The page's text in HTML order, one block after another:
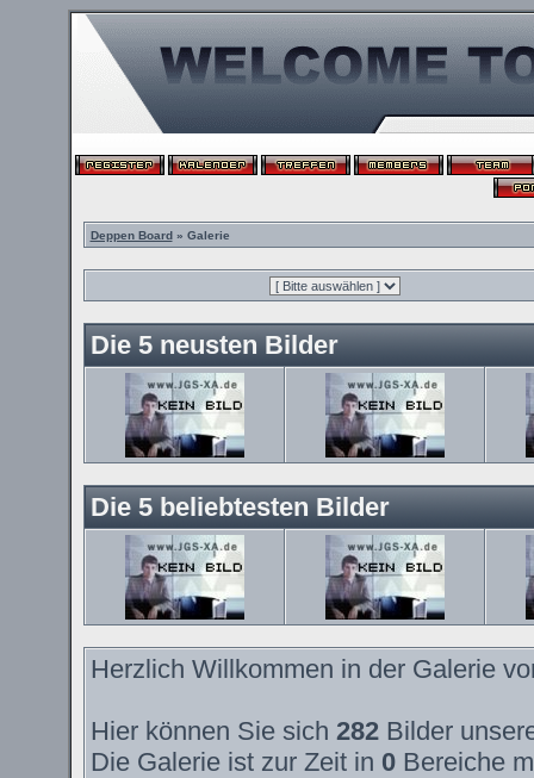
Deppen Board» Galerie
Die 5 neusten Bilder
Die 5 beliebtesten Bilder
Herzlich Willkommen in der Galerie
Hier können Sie sich 282Bilder
Die Galerie ist zur Zeit in 0Bereiche